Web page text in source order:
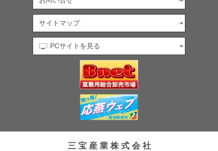
サイトマップ
PCサイトを見る
三 宝 産 業 株 式 会 社